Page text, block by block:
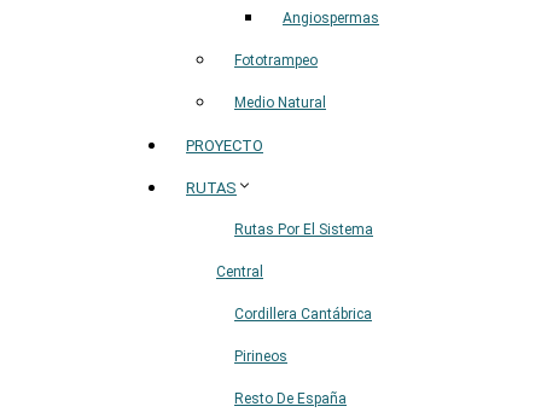
Angiospermas
Fototrampeo
Medio Natural
PROYECTO
RUTAS
Rutas Por El Sistema
Central
Cordillera Cantábrica
Pirineos
Resto De España